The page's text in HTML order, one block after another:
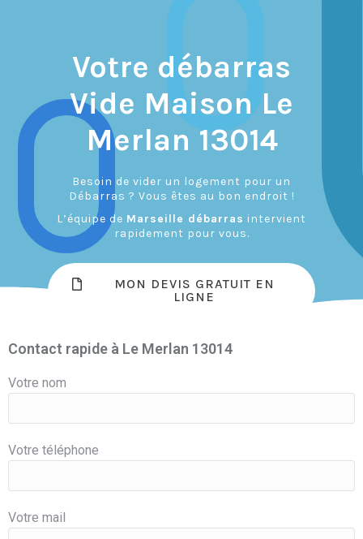
Votre débarras
Vide Maison Le
Merlan 13014
Besoin de vider un logement pour un
Débarras ? Vous êtes au bon endroit !
L’équipe de Marseille débarras intervient
rapidement pour vous.
MON DEVIS GRATUIT EN
LIGNE
Contact rapide à Le Merlan 13014
Votre nom
Votre téléphone
Votre mail